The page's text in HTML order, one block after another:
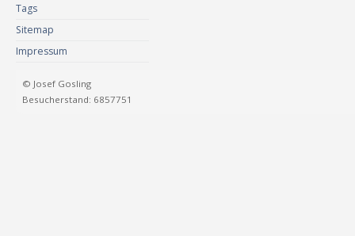
Tags
Sitemap
Impressum
© Josef Gosling
Besucherstand: 6857751